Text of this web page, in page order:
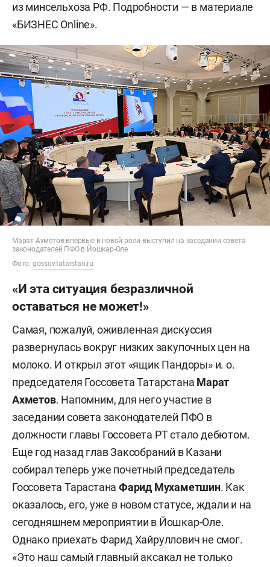
из минсельхоза РФ. Подробности — в материале
«БИЗНЕС Online».
Марат Ахметов впервые в новой роли выступил на заседании совета
законодателей ПФО в Йошкар-Оле
Фото: gossov.tatarstan.ru
«И эта ситуация безразличной
оставаться не может!»
Самая, пожалуй, оживленная дискуссия
развернулась вокруг низких закупочных цен на
молоко. И открыл этот «ящик Пандоры» и. о.
председателя Госсовета Татарстана Марат
Ахметов. Напомним, для него участие в
заседании совета законодателей ПФО в
должности главы Госсовета РТ стало дебютом.
Еще год назад глав Заксобраний в Казани
собирал теперь уже почетный председатель
Госсовета ТарастанаФарид Мухаметшин. Как
оказалось, его, уже в новом статусе, ждали и на
сегодняшнем мероприятии в Йошкар-Оле.
Однако приехать Фарид Хайруллович не смог.
«Это наш самый главный аксакал не только